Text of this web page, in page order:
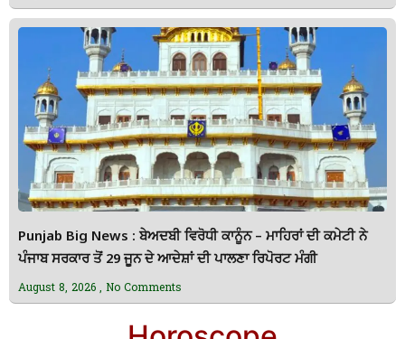
Punjab Big News : ਬੇਅਦਬੀ ਵਿਰੋਧੀ ਕਾਨੂੰਨ – ਮਾਹਿਰਾਂ ਦੀ ਕਮੇਟੀ ਨੇ
ਪੰਜਾਬ ਸਰਕਾਰ ਤੋਂ 29 ਜੂਨ ਦੇ ਆਦੇਸ਼ਾਂ ਦੀ ਪਾਲਣਾ ਰਿਪੋਰਟ ਮੰਗੀ
August 8, 2026 No Comments